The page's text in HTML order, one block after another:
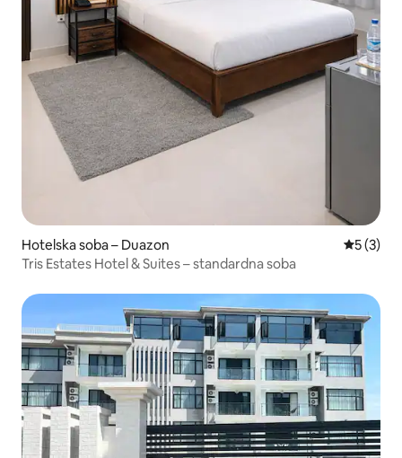
Hotelska soba – Duazon
5 (3)
Tris Estates Hotel & Suites – standardna soba